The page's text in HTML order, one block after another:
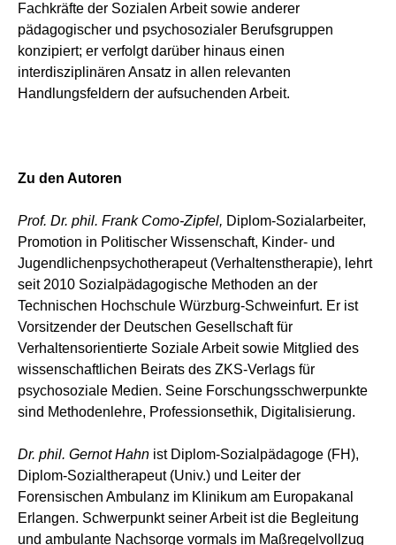
Fachkräfte der Sozialen Arbeit sowie anderer
pädagogischer und psychosozialer Berufsgruppen
konzipiert; er verfolgt darüber hinaus einen
interdisziplinären Ansatz in allen relevanten
Handlungsfeldern der aufsuchenden Arbeit.
Zu den Autoren
Prof. Dr. phil. Frank Como-Zipfel, Diplom-Sozialarbeiter,
Promotion in Politischer Wissenschaft, Kinder- und
Jugendlichenpsychotherapeut (Verhaltenstherapie), lehrt
seit 2010 Sozialpädagogische Methoden an der
Technischen Hochschule Würzburg-Schweinfurt. Er ist
Vorsitzender der Deutschen Gesellschaft für
Verhaltensorientierte Soziale Arbeit sowie Mitglied des
wissenschaftlichen Beirats des ZKS-Verlags für
psychosoziale Medien. Seine Forschungsschwerpunkte
sind Methodenlehre, Professionsethik, Digitalisierung.
Dr. phil. Gernot Hahn ist Diplom-Sozialpädagoge (FH),
Diplom-Sozialtherapeut (Univ.) und Leiter der
Forensischen Ambulanz im Klinikum am Europakanal
Erlangen. Schwerpunkt seiner Arbeit ist die Begleitung
und ambulante Nachsorge vormals im Maßregelvollzug